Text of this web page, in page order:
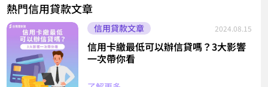
熱門信用貸款文章
信用貸款文章 2024.08.15
信用卡繳最低可以辦信貸嗎？3大影響
一次帶你看